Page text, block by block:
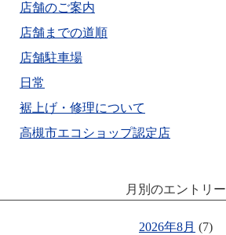
店舗のご案内
店舗までの道順
店舗駐車場
日常
裾上げ・修理について
高槻市エコショップ認定店
月別のエントリー
2026年8月 (7)